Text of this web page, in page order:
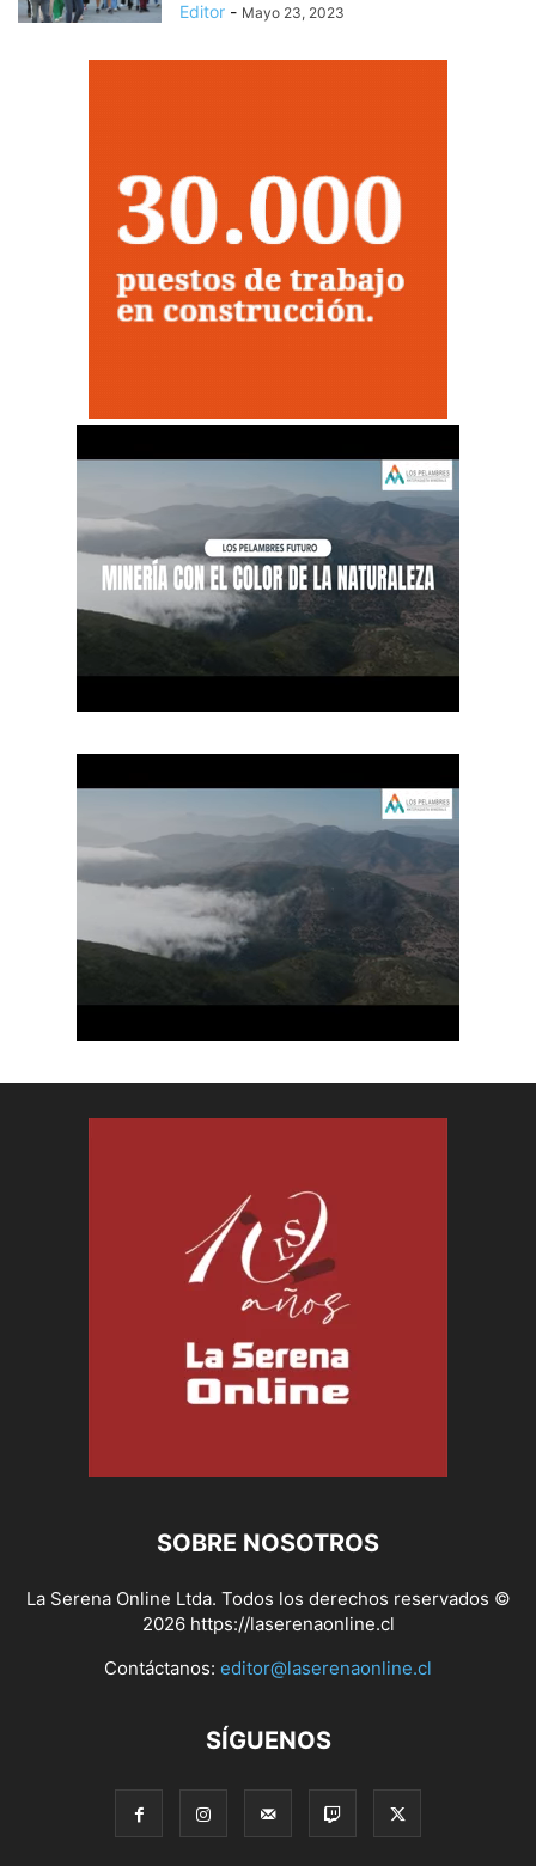
Editor - Mayo 23, 2023
SOBRE NOSOTROS
La Serena Online Ltda. Todos los derechos reservados ©
2026 https://laserenaonline.cl
Contáctanos: editor@laserenaonline.cl
SÍGUENOS